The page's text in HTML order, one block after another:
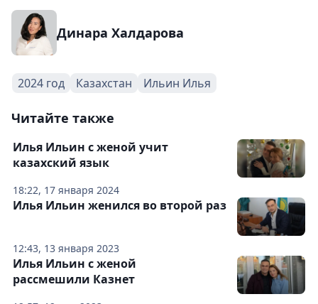
Динара Халдарова
2024 год Казахстан Ильин Илья
Читайте также
18:22, 17 января 2024
Илья Ильин с женой учит
казахский язык
12:43, 13 января 2023
Илья Ильин женился во второй раз
Илья Ильин с женой
рассмешили Казнет